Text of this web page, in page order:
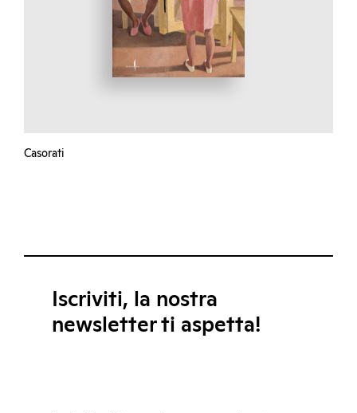
Casorati
Iscriviti, la nostra
newsletter ti aspetta!